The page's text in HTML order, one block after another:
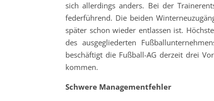
sich allerdings anders. Bei der
federführend. Die beiden
später schon wieder entlassen ist.
des ausgegliederten
beschäftigt die Fußball-AG derzeit drei
kommen.
Schwere Managementfehler